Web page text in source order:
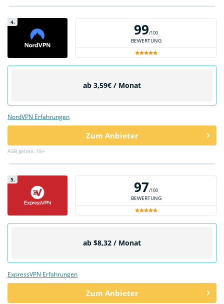
4. 99/100
BEWERTUNG
ab 3,59€ / Monat
NordVPN Erfahrungen
Zum Anbieter
AGB gelten, 18+
5. 97/100
BEWERTUNG
ab $8,32 / Monat
ExpressVPN Erfahrungen
Zum Anbieter